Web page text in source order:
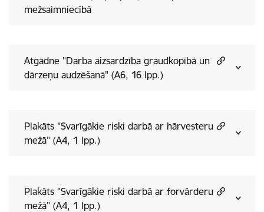
mežsaimniecībā
Atgādne "Darba aizsardzība graudkopībā un
dārzeņu audzēšanā" (A6, 16 lpp.)
Plakāts "Svarīgākie riski darbā ar hārvesteru
mežā" (A4, 1 lpp.)
Plakāts "Svarīgākie riski darbā ar forvārderu
mežā" (A4, 1 lpp.)